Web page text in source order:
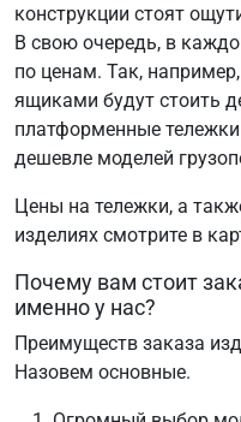
конструкции стоят
В свою очередь, в
по ценам. Так,
ящиками будут стоить
платформенные
дешевле моделей
Цены на тележки, а
изделиях смотрите в
Почему вам стоит
именно у нас?
Преимуществ заказа
Назовем основные.